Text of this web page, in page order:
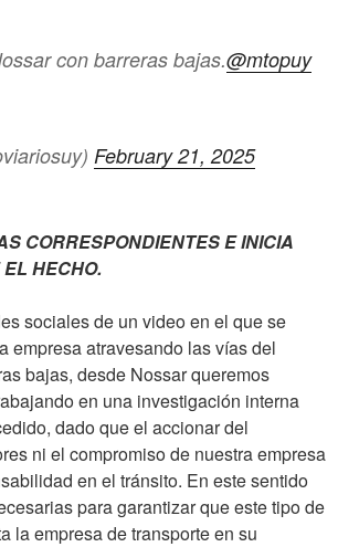
con barreras bajas.@mtopuy
February 21, 2025
CORRESPONDIENTES E INICIA
HECHO.
sociales de un video en el que se
empresa atravesando las vías del
bajas, desde Nossar queremos
en una investigación interna
dado que el accionar del
ni el compromiso de nuestra empresa
en el tránsito. En este sentido
para garantizar que este tipo de
la empresa de transporte en su